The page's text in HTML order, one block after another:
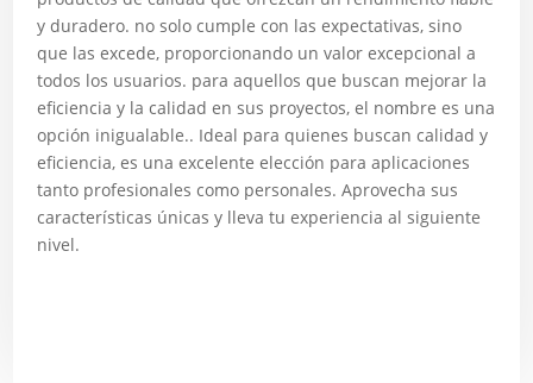
y duradero. no solo cumple con las expectativas, sino
que las excede, proporcionando un valor excepcional a
todos los usuarios. para aquellos que buscan mejorar la
eficiencia y la calidad en sus proyectos, el nombre es una
opción inigualable.. Ideal para quienes buscan calidad y
eficiencia, es una excelente elección para aplicaciones
tanto profesionales como personales. Aprovecha sus
características únicas y lleva tu experiencia al siguiente
nivel.